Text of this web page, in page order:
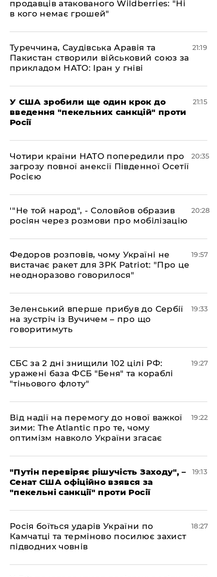
продавців атакованого Wildberries: "Ні
в кого немає грошей"
​Туреччина, Саудівська Аравія та
Пакистан створили військовий союз за
прикладом НАТО: Іран у гніві
21:19
​У США зробили ще один крок до
введення "пекельних санкцій" проти
Росії
21:15
​Чотири країни НАТО попередили про
загрозу повної анексії Південної Осетії
Росією
20:35
​'"Не той народ", - Соловйов образив
росіян через розмови про мобілізацію
20:28
​Федоров розповів, чому Україні не
вистачає ракет для ЗРК Patriot: "Про це
неодноразово говорилося"
19:57
​Зеленський вперше прибув до Сербії
на зустріч із Вучичем – про що
говоритимуть
19:33
​СБС за 2 дні знищили 102 цілі РФ:
уражені база ФСБ "Беня" та кораблі
"тіньового флоту"
19:27
​Від надії на перемогу до нової важкої
зими: The Atlantic про те, чому
оптимізм навколо України згасає
19:22
​"Путін перевіряє рішучість Заходу", –
Сенат США офіційно взявся за
"пекельні санкції" проти Росії
19:13
​Росія боїться ударів України по
Камчатці та терміново посилює захист
підводних човнів
18:27